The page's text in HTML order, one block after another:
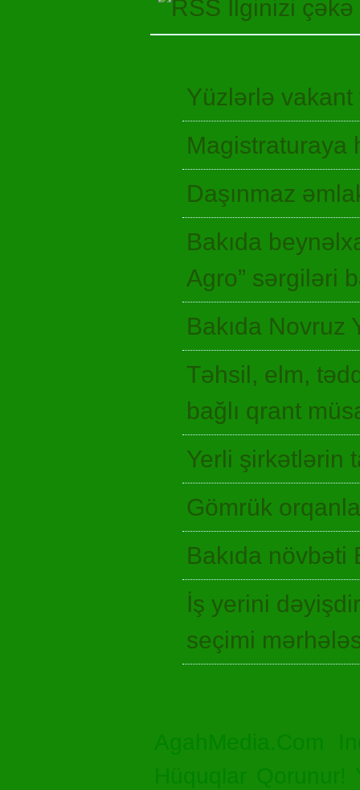
İlginizi
Yüzlərlə
Magistraturaya
Daşınmaz
Bakıda
Agro” sərgiləri
Bakıda Novruz
Təhsil, elm,
bağlı qrant
Yerli şirkətlərin
Gömrük
Bakıda
İş yerini
seçimi